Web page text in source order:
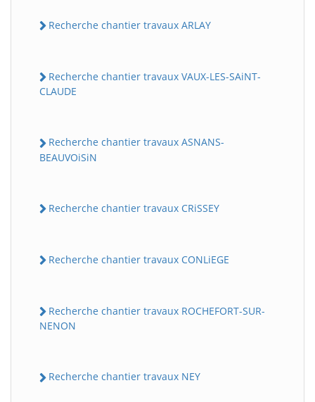
Recherche chantier travaux ARLAY
Recherche chantier travaux VAUX-LES-SAiNT-
CLAUDE
Recherche chantier travaux ASNANS-
BEAUVOiSiN
Recherche chantier travaux CRiSSEY
Recherche chantier travaux CONLiEGE
Recherche chantier travaux ROCHEFORT-SUR-
NENON
Recherche chantier travaux NEY